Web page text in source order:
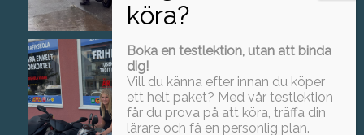
Boka en testlektion, utan att binda
dig!
Vill du känna efter innan du köper
ett helt paket? Med vår testlektion
får du prova på att köra, träffa din
lärare och få en personlig plan.